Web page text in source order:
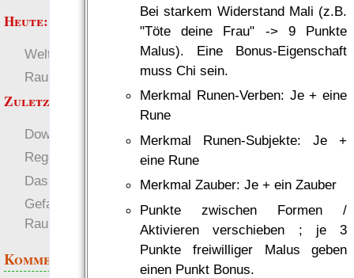
Bei starkem Widerstand Mali (z.B.
"Töte deine Frau" -> 9 Punkte
Malus). Eine Bonus-Eigenschaft
muss Chi sein.
Merkmal Runen-Verben: Je + eine
Rune
Merkmal Runen-Subjekte: Je +
eine Rune
Merkmal Zauber: Je + ein Zauber
Punkte zwischen Formen /
Aktivieren verschieben ; je 3
Punkte freiwilliger Malus geben
einen Punkt Bonus.
Heute:
Welten
RaumZeit
Zuletzt angezeigt:
Downloadzahlen 2020
Regeln
Das Erbe der Berserker
Gefangen (in Zeit und
Raum)
Kommentare